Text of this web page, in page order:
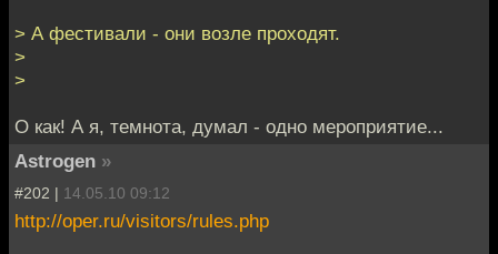
> А фестивали - они возле проходят.
>
>
О как! А я, темнота, думал - одно мероприятие...
Astrogen »
#202 | 14.05.10 09:12
http://oper.ru/visitors/rules.php